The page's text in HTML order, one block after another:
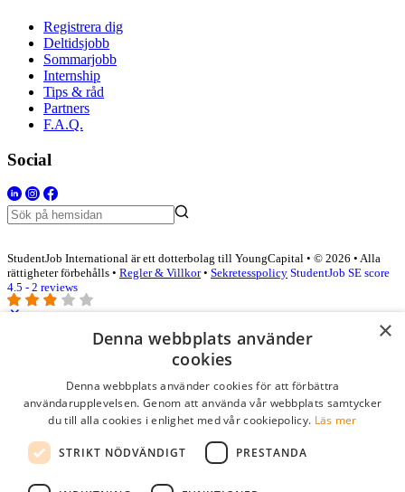
Registrera dig
Deltidsjobb
Sommarjobb
Internship
Tips & råd
Partners
F.A.Q.
Social
StudentJob International är ett dotterbolag till YoungCapital • © 2026 • Alla
rättigheter förbehålls • Regler & Villkor• Sekretesspolicy StudentJob SE score
4.5 - 2 reviews
Logga in som företag
Lösenord
kom ihåg mig
×
Denna webbplats använder
cookies
Denna webbplats använder cookies för att förbättra
användarupplevelsen. Genom att använda vår webbplats samtycker
du till alla cookies i enlighet med vår cookiepolicy. Läs mer
STRIKT NÖDVÄNDIGT PRESTANDA